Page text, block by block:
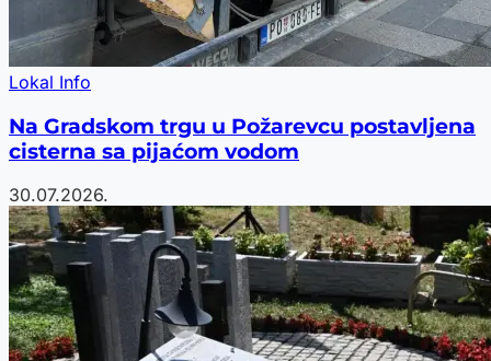
Lokal Info
Na Gradskom trgu u Požarevcu postavljena
cisterna sa pijaćom vodom
30.07.2026.